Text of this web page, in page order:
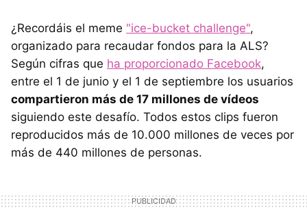
¿Recordáis el meme "ice-bucket challenge",
organizado para recaudar fondos para la ALS?
Según cifras que ha proporcionado Facebook,
entre el 1 de junio y el 1 de septiembre los usuarios
compartieron más de 17 millones de vídeos
siguiendo este desafío. Todos estos clips fueron
reproducidos más de 10.000 millones de veces por
más de 440 millones de personas.